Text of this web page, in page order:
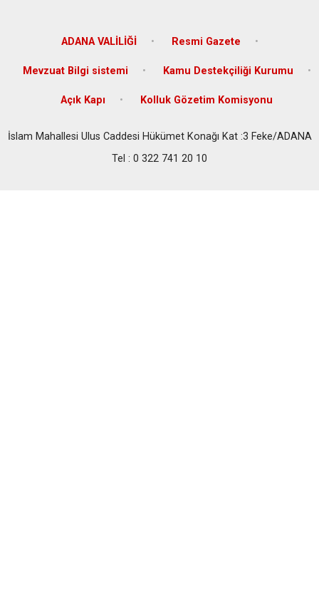
ADANA VALİLİĞİ Resmi Gazete
Mevzuat Bilgi sistemi Kamu Destekçiliği Kurumu
Açık Kapı Kolluk Gözetim Komisyonu
İslam Mahallesi Ulus Caddesi Hükümet Konağı Kat :3 Feke/ADANA
Tel : 0 322 741 20 10